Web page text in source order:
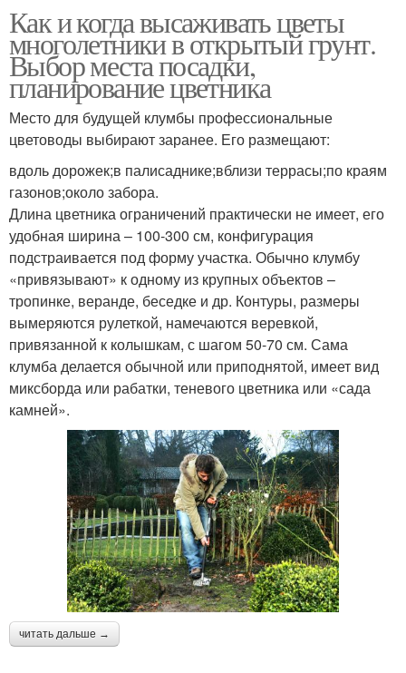
Как и когда высаживать цветы
многолетники в открытый грунт.
Выбор места посадки,
планирование цветника
Место для будущей клумбы профессиональные
цветоводы выбирают заранее. Его размещают:
вдоль дорожек;в палисаднике;вблизи террасы;по краям
газонов;около забора.
Длина цветника ограничений практически не имеет, его
удобная ширина – 100-300 см, конфигурация
подстраивается под форму участка. Обычно клумбу
«привязывают» к одному из крупных объектов –
тропинке, веранде, беседке и др. Контуры, размеры
вымеряются рулеткой, намечаются веревкой,
привязанной к колышкам, с шагом 50-70 см. Сама
клумба делается обычной или приподнятой, имеет вид
миксборда или рабатки, теневого цветника или «сада
камней».
читать дальше →